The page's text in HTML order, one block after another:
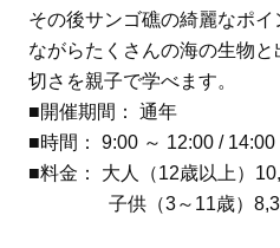
その後サンゴ礁の綺麗なポ
ながらたくさんの海の生物
切さを親子で学べます。
■開催期間： 通年
■時間： 9:00 ～ 12:00 / 14:00
■料金： 大人（12歳以上）
子供（3～11歳）